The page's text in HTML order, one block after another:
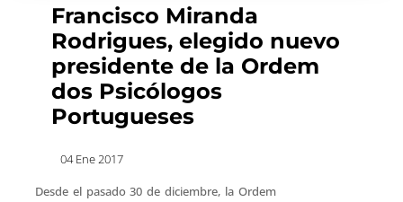
Francisco Miranda
Rodrigues, elegido nuevo
presidente de la Ordem
dos Psicólogos
Portugueses
04 Ene 2017
Desde el pasado 30 de diciembre, la Ordem